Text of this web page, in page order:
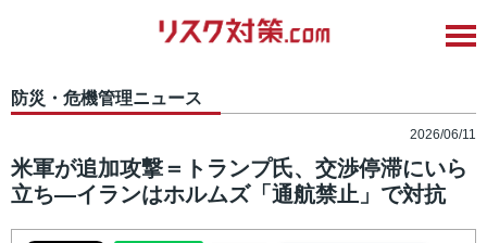
防災・危機管理ニュース
2026/06/11
米軍が追加攻撃＝トランプ氏、交渉停滞にいら
立ち―イランはホルムズ「通航禁止」で対抗